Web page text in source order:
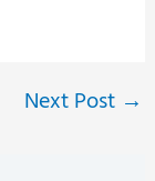
Next Post →